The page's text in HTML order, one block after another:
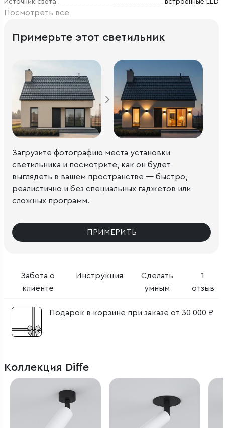
Источник света
встроенные LED
Посмотреть все
Забота о
клиенте
Инструкция
Сделать
умным
1
отзыв
Подарок в корзине при заказе от 30 000 ₽
Примерьте этот светильник
Загрузите фотографию места установки
светильника и посмотрите, как он будет
выглядеть в вашем пространстве — быстро,
реалистично и без специальных гаджетов или
сложных программ.
ПРИМЕРИТЬ
Коллекция Diffe